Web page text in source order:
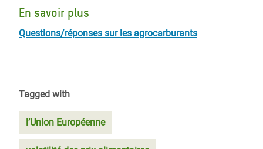
En savoir plus
Questions/réponses sur les agrocarburants
Tagged with
l’Union Européenne